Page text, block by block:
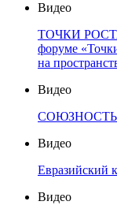
Видео
ТОЧКИ
форуме
на
Видео
СОЮЗНОСТЬ. К
Видео
Евразийский
Видео